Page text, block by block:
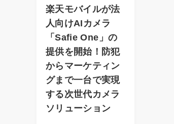
楽天モバイルが法
人向けAIカメラ
「Safie One」の
提供を開始！防犯
からマーケティン
グまで一台で実現
する次世代カメラ
ソリューション